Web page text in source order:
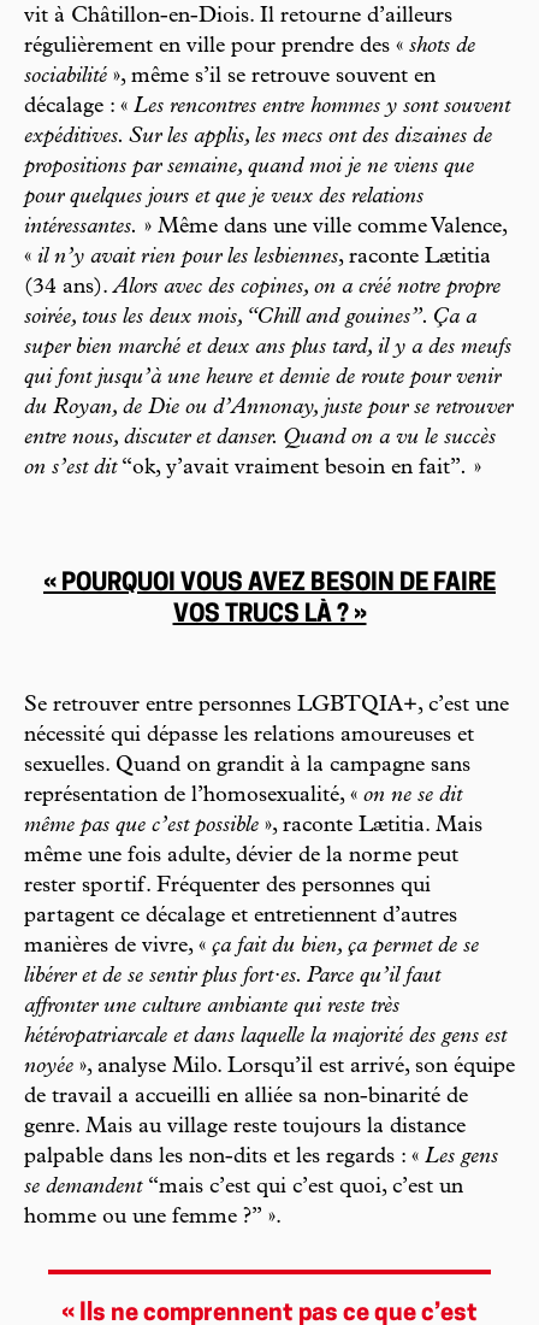
vit à Châtillon-en-Diois. Il retourne d’ailleurs
régulièrement en ville pour prendre des « shots de
sociabilité », même s’il se retrouve souvent en
décalage : « Les rencontres entre hommes y sont souvent
expéditives. Sur les applis, les mecs ont des dizaines de
propositions par semaine, quand moi je ne viens que
pour quelques jours et que je veux des relations
intéressantes. » Même dans une ville comme Valence,
« il n’y avait rien pour les lesbiennes, raconte Lætitia
(34 ans).Alors avec des copines, on a créé notre propre
soirée, tous les deux mois, “Chill and gouines”. Ça a
super bien marché et deux ans plus tard, il y a des meufs
qui font jusqu’à une heure et demie de route pour venir
du Royan, de Die ou d’Annonay, juste pour se retrouver
entre nous, discuter et danser. Quand on a vu le succès
on s’est dit“ok, y’avait vraiment besoin en fait”. »
« POURQUOI VOUS AVEZ BESOIN DE FAIRE
VOS TRUCS LÀ ? »
Se retrouver entre personnes LGBTQIA+, c’est une
nécessité qui dépasse les relations amoureuses et
sexuelles. Quand on grandit à la campagne sans
représentation de l’homosexualité, « on ne se dit
même pas que c’est possible », raconte Lætitia. Mais
même une fois adulte, dévier de la norme peut
rester sportif. Fréquenter des personnes qui
partagent ce décalage et entretiennent d’autres
manières de vivre, « ça fait du bien, ça permet de se
libérer et de se sentir plus fort·es. Parce qu’il faut
affronter une culture ambiante qui reste très
hétéropatriarcale et dans laquelle la majorité des gens est
noyée », analyse Milo. Lorsqu’il est arrivé, son équipe
de travail a accueilli en alliée sa non-binarité de
genre. Mais au village reste toujours la distance
palpable dans les non-dits et les regards : « Les gens
se demandent “mais c’est qui c’est quoi, c’est un
homme ou une femme ?” ».
« Ils ne comprennent pas ce que c’est